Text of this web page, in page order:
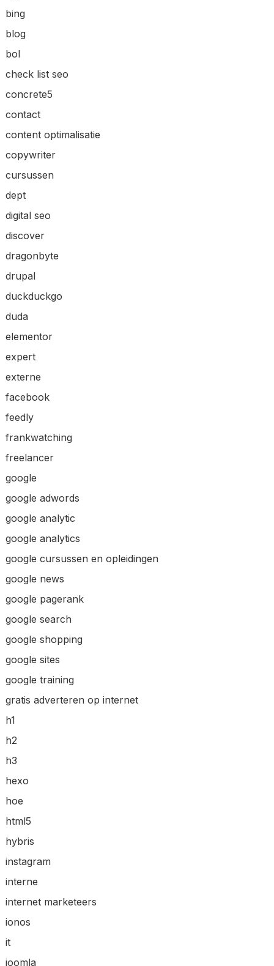
bing
blog
bol
check list seo
concrete5
contact
content optimalisatie
copywriter
cursussen
dept
digital seo
discover
dragonbyte
drupal
duckduckgo
duda
elementor
expert
externe
facebook
feedly
frankwatching
freelancer
google
google adwords
google analytic
google analytics
google cursussen en opleidingen
google news
google pagerank
google search
google shopping
google sites
google training
gratis adverteren op internet
h1
h2
h3
hexo
hoe
html5
hybris
instagram
interne
internet marketeers
ionos
it
joomla